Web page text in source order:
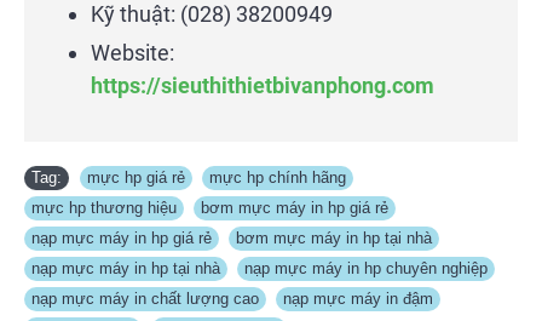
Kỹ thuật: (028) 38200949
Website:
https://sieuthithietbivanphong.com
Tag: mực hp giá rẻ mực hp chính hãng
mực hp thương hiệu
bơm mực máy in hp giá rẻ
nạp mực máy in hp giá rẻ
bơm mực máy in hp tại nhà
nạp mực máy in hp tại nhà
nạp mực máy in hp chuyên nghiệp
nạp mực máy in chất lượng cao
nạp mực máy in đậm